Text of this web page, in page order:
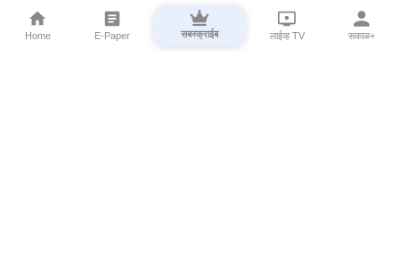
Home E-Paper सबस्क्राईब लाईव्ह TV सकाळ+